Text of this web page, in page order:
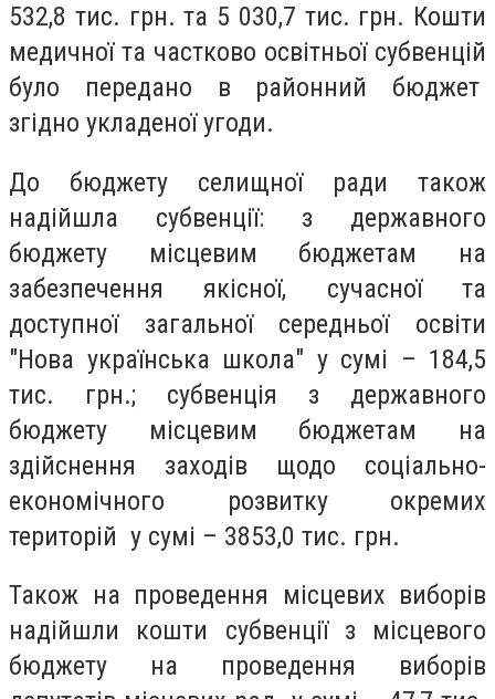
532,8 тис. грн. та 5 030,7 тис. грн. Кошти
медичної та частково освітньої субвенцій
було передано в районний бюджет
згідно укладеної угоди.
До бюджету селищної ради також
надійшла субвенції: з державного
бюджету місцевим бюджетам на
забезпечення якісної, сучасної та
доступної загальної середньої освіти
"Нова українська школа" у сумі – 184,5
тис. грн.; субвенція з державного
бюджету місцевим бюджетам на
здійснення заходів щодо соціально-
економічного розвитку окремих
територій у сумі – 3853,0 тис. грн.
Також на проведення місцевих виборів
надійшли кошти субвенції з місцевого
бюджету на проведення виборів